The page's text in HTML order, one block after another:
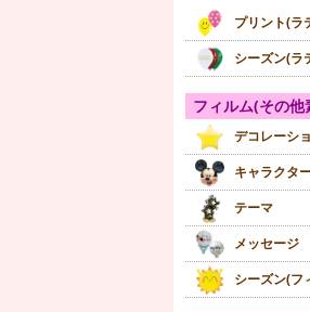
プリント(ラ
シーズン(ラ
フィルム(その
デコレーシ
キャラクタ
テーマ
メッセージ
シーズン(フ